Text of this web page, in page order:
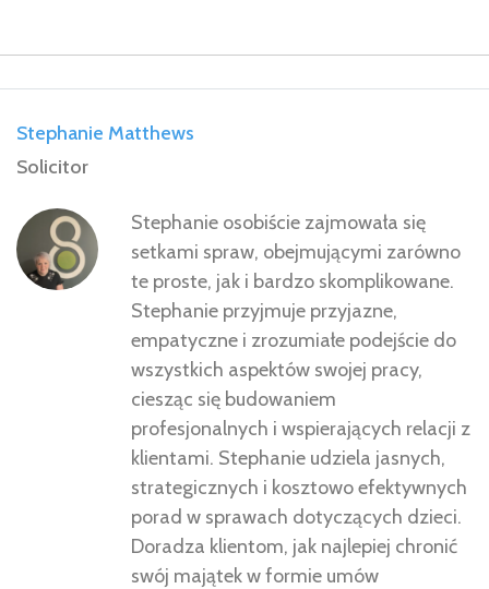
Stephanie Matthews
Solicitor
Stephanie osobiście zajmowała się
setkami spraw, obejmującymi zarówno
te proste, jak i bardzo skomplikowane.
Stephanie przyjmuje przyjazne,
empatyczne i zrozumiałe podejście do
wszystkich aspektów swojej pracy,
ciesząc się budowaniem
profesjonalnych i wspierających relacji z
klientami. Stephanie udziela jasnych,
strategicznych i kosztowo efektywnych
porad w sprawach dotyczących dzieci.
Doradza klientom, jak najlepiej chronić
swój majątek w formie umów